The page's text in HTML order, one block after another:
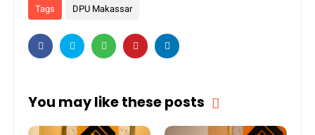
Tags DPU Makassar
You may like these posts